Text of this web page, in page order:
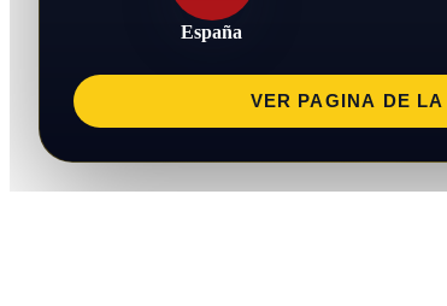
España
VER PAGINA DE